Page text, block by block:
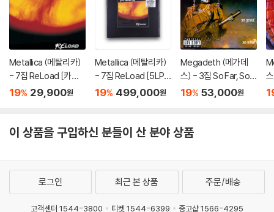
Metallica (메탈리카)
- 7집 ReLoad [카세
트테이프]
19% 29,900원
Metallica (메탈리카)
- 7집 ReLoad [5LP
+ 7인치 Vinyl + 15C
19% 499,000원
Megadeth (메가데
스) - 3집 So Far, So
Good, So What [LP]
19% 53,000원
이 상품을 구입하신 분들이 산 분야 상품
로그인 최근 본 상품 주문/배송
고객센터 1544-3800 티켓 1544-6399 중고샵 1566-4295